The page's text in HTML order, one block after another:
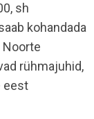
sh
kohandada
rühmajuhid,
eest